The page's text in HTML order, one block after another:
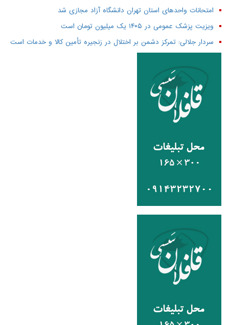
امتحانات واحدهای استان تهران دانشگاه آزاد مجازی شد
ویزیت پزشک عمومی در ۱۴۰۵ یک میلیون تومان است
سردار جلالی: تمرکز دشمن بر اختلال در زنجیره تأمین کالا و خدمات است